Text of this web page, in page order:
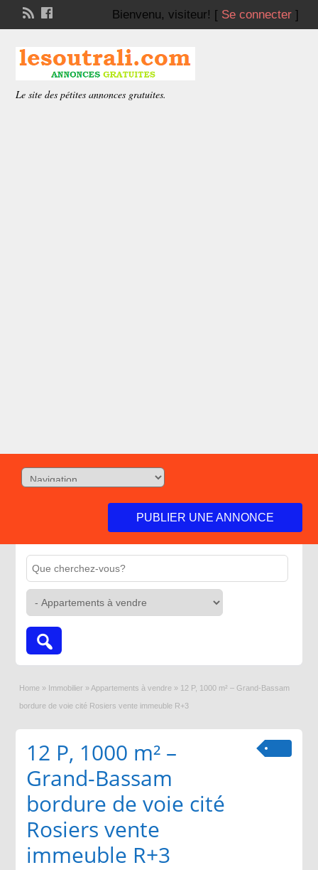
Bienvenu, visiteur! [ Se connecter]
Le site des pétites annonces gratuites.
PUBLIER UNE ANNONCE
Home » Immobilier » Appartements à vendre » 12 P, 1000 m² – Grand-Bassam
bordure de voie cité Rosiers vente immeuble R+3
12 P, 1000 m² –
Grand-Bassam
bordure de voie cité
Rosiers vente
immeuble R+3